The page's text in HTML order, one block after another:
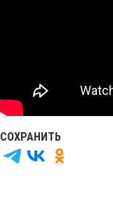
СОХРАНИТЬ